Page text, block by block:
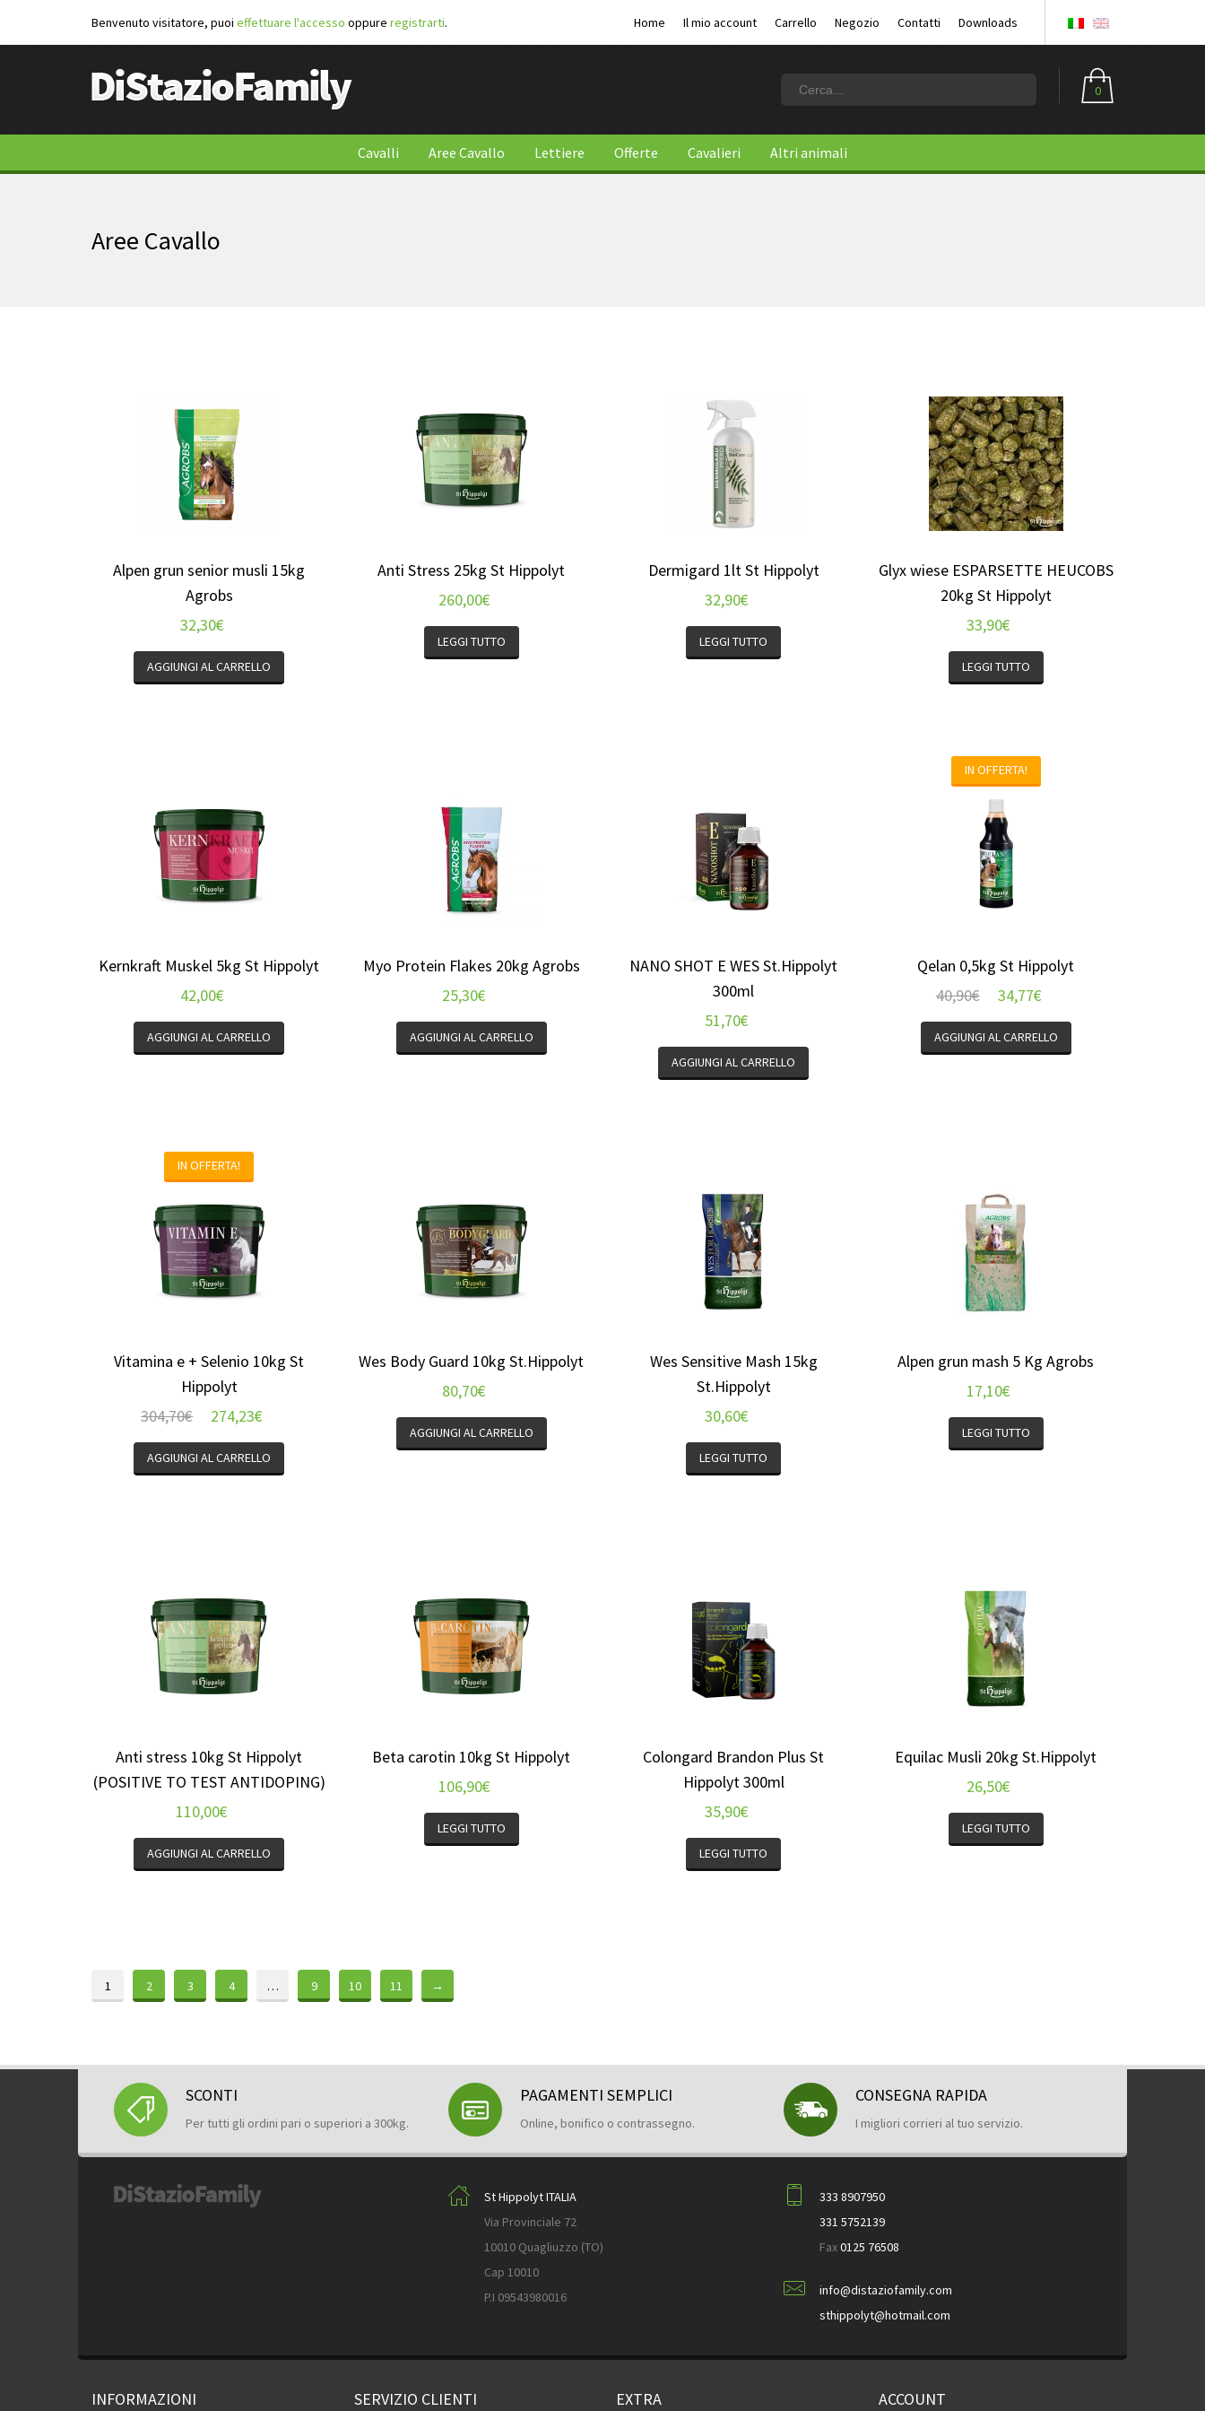
Benvenuto visitatore, puoi effettuare l'accesso oppure registrarti. Home Il mio account Carrello Negozio Contatti Downloads
0
Cavalli Aree Cavallo Lettiere Offerte Cavalieri Altri animali
Aree Cavallo
Alpen grun senior musli 15kg
Agrobs
32,30€
AGGIUNGI AL CARRELLO
Anti Stress 25kg St Hippolyt
260,00€
LEGGI TUTTO
Dermigard 1lt St Hippolyt
32,90€
LEGGI TUTTO
Glyx wiese ESPARSETTE HEUCOBS
20kg St Hippolyt
33,90€
LEGGI TUTTO
Kernkraft Muskel 5kg St Hippolyt
42,00€
AGGIUNGI AL CARRELLO
Myo Protein Flakes 20kg Agrobs
25,30€
AGGIUNGI AL CARRELLO
NANO SHOT E WES St.Hippolyt
300ml
51,70€
AGGIUNGI AL CARRELLO
IN OFFERTA!
Qelan 0,5kg St Hippolyt
40,90€ 34,77€
AGGIUNGI AL CARRELLO
IN OFFERTA!
Vitamina e + Selenio 10kg St
Hippolyt
304,70€ 274,23€
AGGIUNGI AL CARRELLO
Wes Body Guard 10kg St.Hippolyt
80,70€
AGGIUNGI AL CARRELLO
Wes Sensitive Mash 15kg
St.Hippolyt
30,60€
LEGGI TUTTO
Alpen grun mash 5 Kg Agrobs
17,10€
LEGGI TUTTO
Anti stress 10kg St Hippolyt
(POSITIVE TO TEST ANTIDOPING)
110,00€
AGGIUNGI AL CARRELLO
Beta carotin 10kg St Hippolyt
106,90€
LEGGI TUTTO
Colongard Brandon Plus St
Hippolyt 300ml
35,90€
LEGGI TUTTO
Equilac Musli 20kg St.Hippolyt
26,50€
LEGGI TUTTO
1 2 3 4 … 9 10 11 →
SCONTI
Per tutti gli ordini pari o superiori a 300kg.
PAGAMENTI SEMPLICI
Online, bonifico o contrassegno.
CONSEGNA RAPIDA
I migliori corrieri al tuo servizio.
St Hippolyt ITALIA
Via Provinciale 72
10010 Quagliuzzo (TO)
Cap 10010
P.I 09543980016
333 8907950
331 5752139
Fax0125 76508
info@distaziofamily.com
sthippolyt@hotmail.com
INFORMAZIONI SERVIZIO CLIENTI EXTRA ACCOUNT